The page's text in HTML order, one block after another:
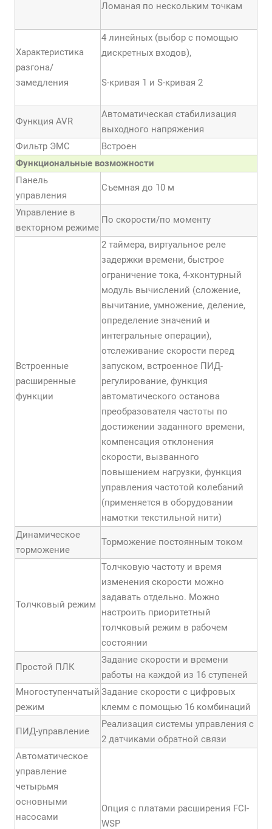
Ломаная по нескольким точкам
Характеристика
разгона/
замедления
4 линейных (выбор с помощью
дискретных входов),
S-кривая 1 и S-кривая 2
Функция AVR
Автоматическая стабилизация
выходного напряжения
Фильтр ЭМС
Встроен
Функциональные возможности
Панель
управления
Съемная до 10 м
Управление в
векторном режиме
По скорости/по моменту
Встроенные
расширенные
функции
2 таймера, виртуальное реле
задержки времени, быстрое
ограничение тока, 4-хконтурный
модуль вычислений (сложение,
вычитание, умножение, деление,
определение значений и
интегральные операции),
отслеживание скорости перед
запуском, встроенное ПИД-
регулирование, функция
автоматического останова
преобразователя частоты по
достижении заданного времени,
компенсация отклонения
скорости, вызванного
повышением нагрузки, функция
управления частотой колебаний
(применяется в оборудовании
намотки текстильной нити)
Динамическое
торможение
Торможение постоянным током
Толчковый режим
Толчковую частоту и время
изменения скорости можно
задавать отдельно. Можно
настроить приоритетный
толчковый режим в рабочем
состоянии
Простой ПЛК
Задание скорости и времени
работы на каждой из 16 ступеней
Многоступенчатый
режим
Задание скорости с цифровых
клемм с помощью 16 комбинаций
ПИД-управление
Реализация системы управления с
2 датчиками обратной связи
Автоматическое
управление
четырьмя
основными
насосами
Опция с платами расширения FCI-
WSP